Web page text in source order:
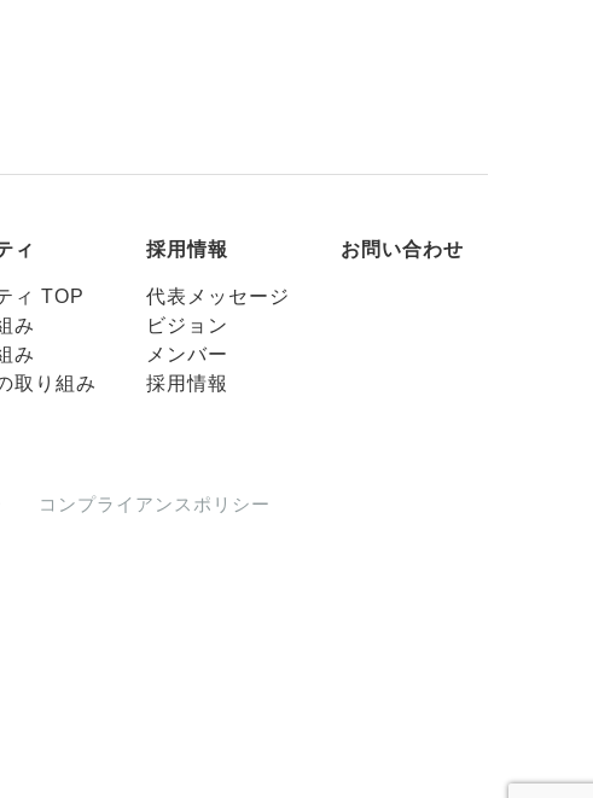
ィ
ィ TOP
み
み
取り組み
採用情報
代表メッセージ
ビジョン
メンバー
採用情報
お問い合わせ
コンプライアンスポリシー